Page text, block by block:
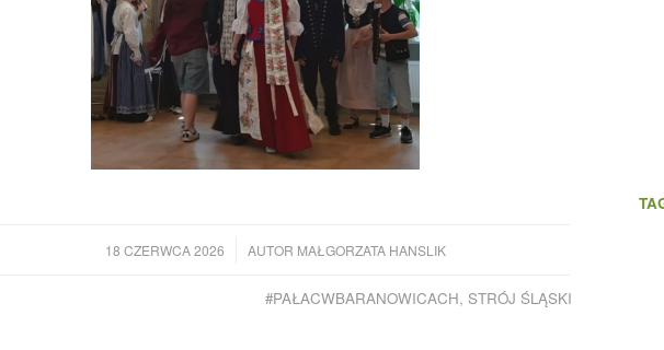
18 CZERWCA 2026
/ AUTOR MAŁGORZATA HANSLIK
#PAŁACWBARANOWICACH, STRÓJ ŚLĄSKI